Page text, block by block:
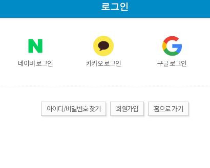
네이버 로그인 카카오 로그인 구글 로그인
아이디/비밀번호 찾기 회원가입 홈으로 가기